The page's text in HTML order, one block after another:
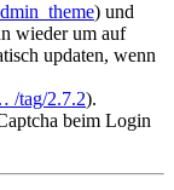
) und
wieder um auf
updaten, wenn
/tag/2.7.2).
beim Login